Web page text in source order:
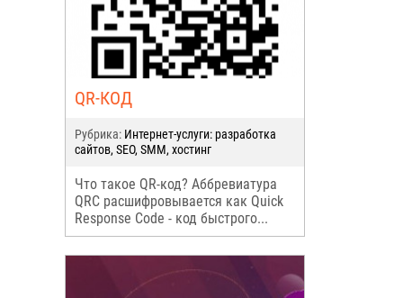
QR-КОД
Рубрика: Интернет-услуги: разработка
сайтов, SEO, SMM, хостинг
Что такое QR-код? Аббревиатура
QRC расшифровывается как Quick
Response Code - код быстрого...